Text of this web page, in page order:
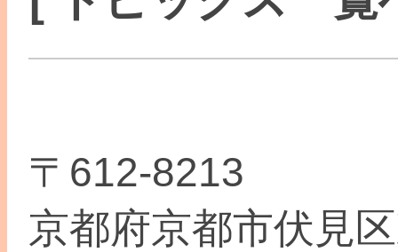
〒612-8213
京都府京都市伏見